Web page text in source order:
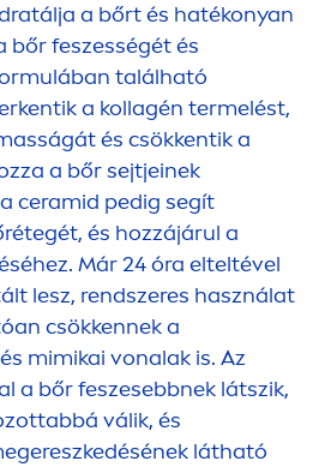
a bőrt és hatékonyan
bőr feszességét és
található
a kollagén termelést,
és csökkentik a
a bőr sejtjeinek
ceramid pedig segít
és hozzájárul a
Már 24 óra elteltével
lesz, rendszeres használat
csökkennek a
mimikai vonalak is. Az
a bőr feszesebbnek látszik,
válik, és
látható